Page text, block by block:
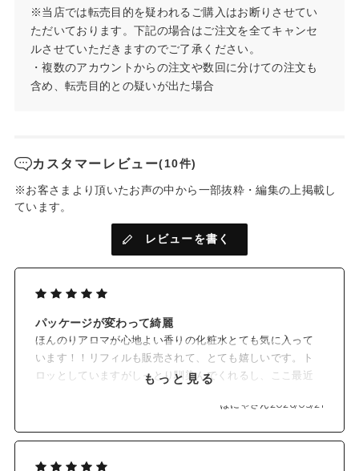
※3 ただしすべての方に肌トラブルがおきないわけではありません。
※当店では転売目的を疑われるご購入はお断りさせてい
ただいております。下記の場合はご注文を全てキャンセ
ルさせていただきますのでご了承ください。
・複数のアカウントからの注文や数回に分けての注文も
含め、転売目的との疑いが出た場合
カスタマーレビュー(10件)
※お客さまより頂いたお声の中から一部抜粋・編集の上掲載し
ています。
レビューを書く
パッケージが変わって綺麗
ほんのりアロマが心地よい香りの化粧水とても気に入って
います！！リフィルも販売されて、とても嬉しいです。ト
ロッとしていますがしっとり馴染んでくれるし、ここ最近
みんなにおすすめしたい！と思いますが、少しサイトが重
YA-MANの美顔器も最近気になってます。
もっと見る
ぽにゃさん2026/05/21